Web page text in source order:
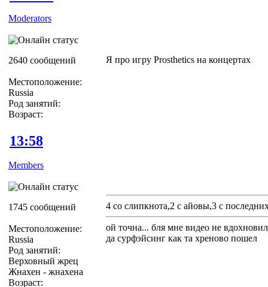
Moderators
2640 сообщений
Местоположение:
Russia
Род занятий:
Возраст:
Я про игру Prosthetics на концертах
13:58
Members
1745 сообщений
Местоположение:
Russia
Род занятий:
Верховный жрец
Жнахен - жнахена
Возраст:
4 со слипкнота,2 с айовы,3 с
ой точна... бля мне видео не
да сурфэйсинг как та хреново пошел